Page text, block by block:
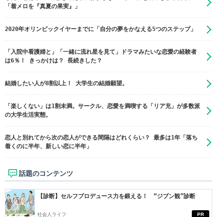
「着メロを『真夏の果実』」
2020年オリンピックイヤーまでに「自分の夢をかなえる5つのステップ」
「入院中看護婦と」「一緒に流れ星を見て」ドラマみたいな恋愛の経験者
は6％！ きっかけは？ 長続きした？
結婚したい人が8割以上！ 大学生の結婚願望。
「楽しくない」は1割未満。サークル、恋愛を満喫する「リア充」が多数派
の大学生活実態。
恋人と別れてから次の恋人ができる間隔はどれくらい？ 最多は1年「落ち
着くのに半年、新しい恋に半年」
話題のコンテンツ
PR
【診断】セルフプロデュース力を鍛える！ “ジブン観”診断
社会人ライフ